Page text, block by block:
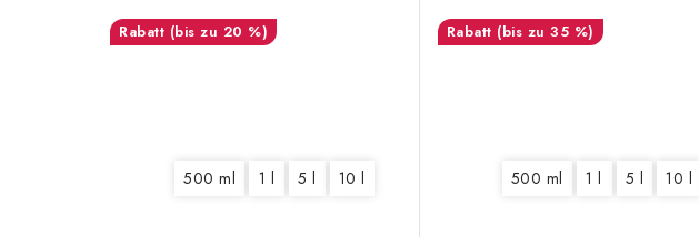
(bis zu 20 %)
500 ml 1 l 5 l 10 l
(bis zu 35 %)
500 ml 1 l 5 l 10 l